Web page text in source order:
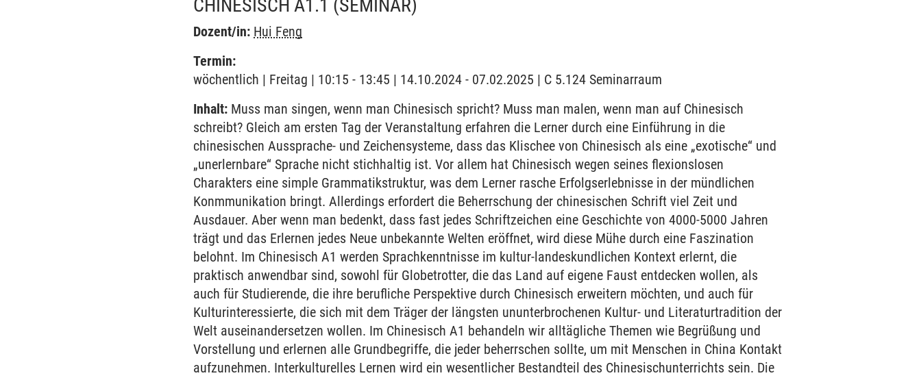
CHINESISCH A1.1 (SEMINAR)
Dozent/in: Hui Feng
Termin:
wöchentlich | Freitag | 10:15 - 13:45 | 14.10.2024 - 07.02.2025 | C 5.124 Seminarraum
Inhalt: Muss man singen, wenn man Chinesisch spricht? Muss man malen, wenn man auf Chinesisch
schreibt? Gleich am ersten Tag der Veranstaltung erfahren die Lerner durch eine Einführung in die
chinesischen Aussprache- und Zeichensysteme, dass das Klischee von Chinesisch als eine „exotische“ und
„unerlernbare“ Sprache nicht stichhaltig ist. Vor allem hat Chinesisch wegen seines flexionslosen
Charakters eine simple Grammatikstruktur, was dem Lerner rasche Erfolgserlebnisse in der mündlichen
Konmmunikation bringt. Allerdings erfordert die Beherrschung der chinesischen Schrift viel Zeit und
Ausdauer. Aber wenn man bedenkt, dass fast jedes Schriftzeichen eine Geschichte von 4000-5000 Jahren
trägt und das Erlernen jedes Neue unbekannte Welten eröffnet, wird diese Mühe durch eine Faszination
belohnt. Im Chinesisch A1 werden Sprachkenntnisse im kultur-landeskundlichen Kontext erlernt, die
praktisch anwendbar sind, sowohl für Globetrotter, die das Land auf eigene Faust entdecken wollen, als
auch für Studierende, die ihre berufliche Perspektive durch Chinesisch erweitern möchten, und auch für
Kulturinteressierte, die sich mit dem Träger der längsten ununterbrochenen Kultur- und Literaturtradition der
Welt auseinandersetzen wollen. Im Chinesisch A1 behandeln wir alltägliche Themen wie Begrüßung und
Vorstellung und erlernen alle Grundbegriffe, die jeder beherrschen sollte, um mit Menschen in China Kontakt
aufzunehmen. Interkulturelles Lernen wird ein wesentlicher Bestandteil des Chinesischunterrichts sein. Die